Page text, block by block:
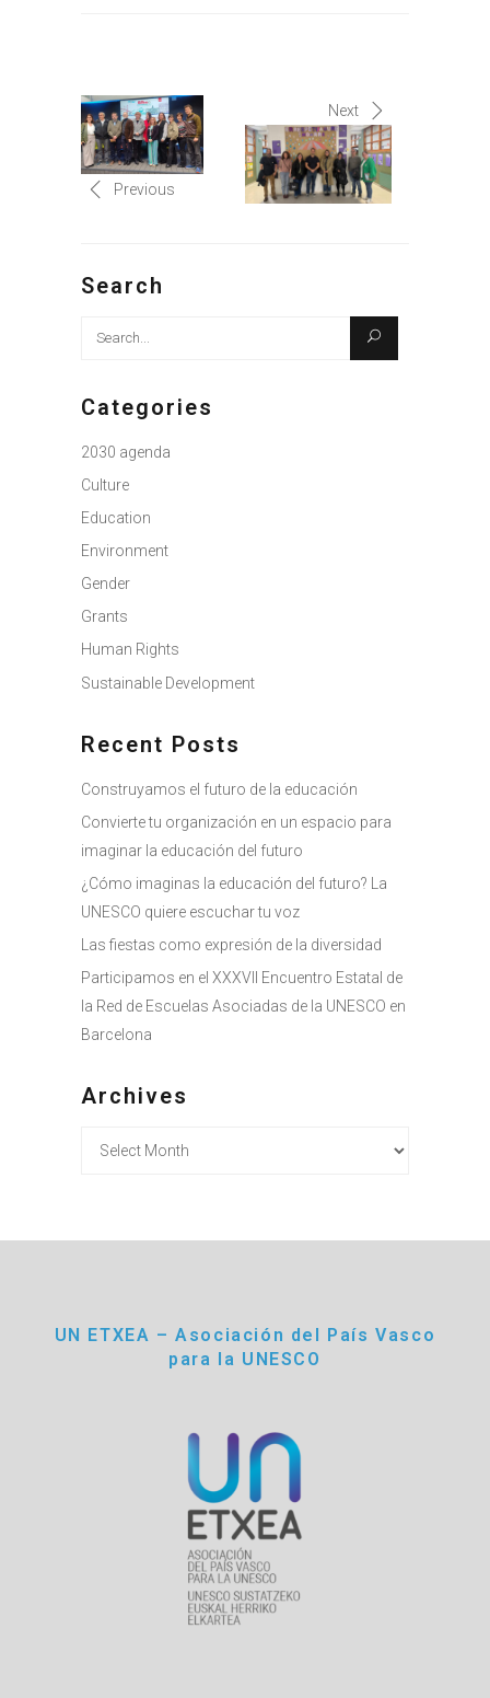
Previous
Next
Search
Search
Categories
2030 agenda
Culture
Education
Environment
Gender
Grants
Human Rights
Sustainable Development
Recent Posts
Construyamos el futuro de la educación
Convierte tu organización en un espacio para
imaginar la educación del futuro
¿Cómo imaginas la educación del futuro? La
UNESCO quiere escuchar tu voz
Las fiestas como expresión de la diversidad
Participamos en el XXXVII Encuentro Estatal de
la Red de Escuelas Asociadas de la UNESCO en
Barcelona
Archives
UN ETXEA – Asociación del País Vasco
para la UNESCO